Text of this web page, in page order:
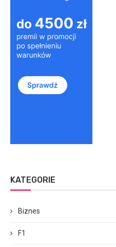
KATEGORIE
Biznes
F1